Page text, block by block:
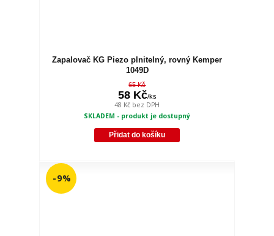
Zapalovač KG Piezo plnitelný, rovný Kemper
1049D
65 Kč
58 Kč/ks
48 Kč bez DPH
SKLADEM - produkt je dostupný
Přidat do košíku
- 9 %